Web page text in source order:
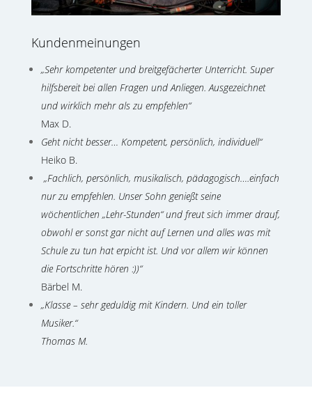
Kundenmeinungen
„Sehr kompetenter und breitgefächerter Unterricht. Super
hilfsbereit bei allen Fragen und Anliegen. Ausgezeichnet
und wirklich mehr als zu empfehlen“
Max D.
Geht nicht besser… Kompetent, persönlich, individuell“
Heiko B.
„Fachlich, persönlich, musikalisch, pädagogisch….einfach
nur zu empfehlen. Unser Sohn genießt seine
wöchentlichen „Lehr-Stunden“ und freut sich immer drauf,
obwohl er sonst gar nicht auf Lernen und alles was mit
Schule zu tun hat erpicht ist. Und vor allem wir können
die Fortschritte hören :))“
Bärbel M.
„Klasse – sehr geduldig mit Kindern. Und ein toller
Musiker.“
Thomas M.